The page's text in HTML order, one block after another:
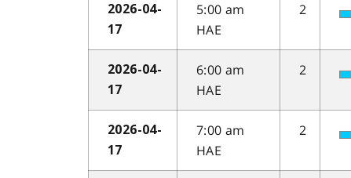
2026-04-
17
5:00 am
HAE
2
2026-04-
17
6:00 am
HAE
2
2026-04-
17
7:00 am
HAE
2